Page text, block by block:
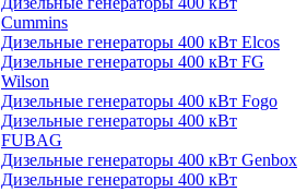
Cummins
Дизельные генераторы 400 кВт Elcos
Дизельные генераторы 400 кВт FG
Wilson
Дизельные генераторы 400 кВт Fogo
Дизельные генераторы 400 кВт
FUBAG
Дизельные генераторы 400 кВт Genbox
Дизельные генераторы 400 кВт